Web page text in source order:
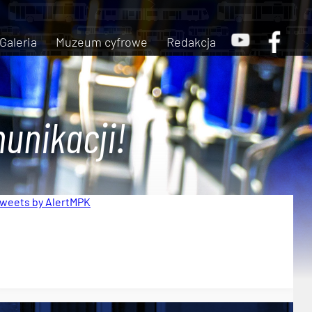
Galeria Muzeum cyfrowe Redakcja
by AlertMPK